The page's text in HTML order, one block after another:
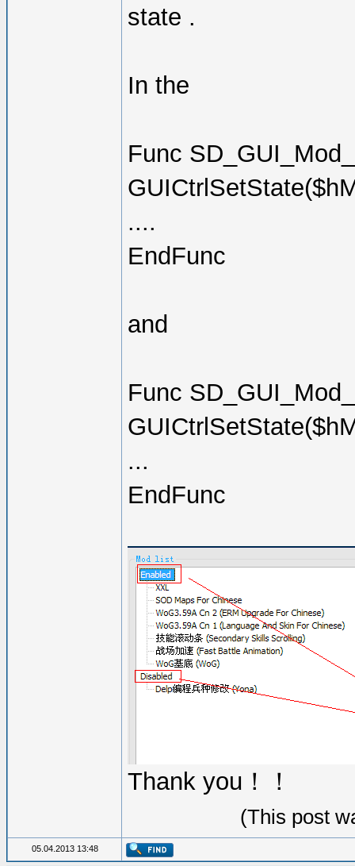
state .
In the
Func
....
EndFunc
and
Func
...
EndFunc
Thank you！！
(This post
05.04.2013 13:48